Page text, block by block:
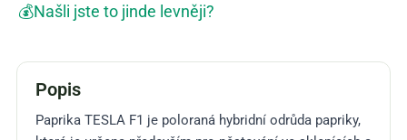
💰Našli jste to jinde levněji?
Popis
Paprika TESLA F1 je poloraná hybridní odrůda papriky,